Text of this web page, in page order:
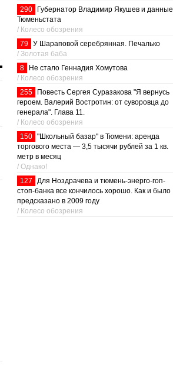
290
Губернатор Владимир Якушев и данные
Тюменьстата
/ Колесо обозрения
79 У Шараповой серебрянная. Печалько
/ Золотая баба
8
Не стало Геннадия Хомутова
/ Колесо обозрения
255
Повесть Сергея Суразакова "Я вернусь
героем. Валерий Востротин: от суворовца до
генерала". Глава 11.
/ Колесо обозрения
150 "Школьный базар" в Тюмени: аренда
торгового места — 3,5 тысячи рублей за 1 кв.
метр в месяц
/ Однако!
127
Для Ноздрачева и тюмень-энерго-гоп-
стоп-банка все кончилось хорошо. Как и было
предсказано в 2009 году
/ Колесо обозрения